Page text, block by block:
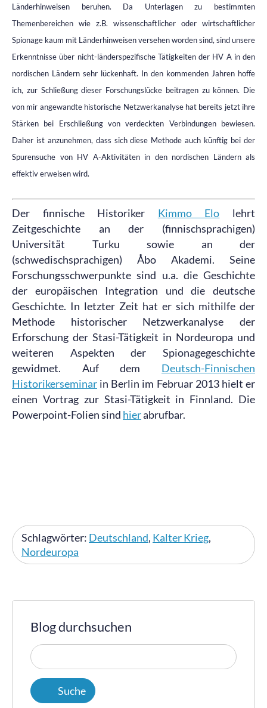
Länderhinweisen beruhen. Da Unterlagen zu bestimmten
Themenbereichen wie z.B. wissenschaftlicher oder wirtschaftlicher
Spionage kaum mit Länderhinweisen versehen worden sind, sind unsere
Erkenntnisse über nicht-länderspezifische Tätigkeiten der HV A in den
nordischen Ländern sehr lückenhaft. In den kommenden Jahren hoffe
ich, zur Schließung dieser Forschungslücke beitragen zu können. Die
von mir angewandte historische Netzwerkanalyse hat bereits jetzt ihre
Stärken bei Erschließung von verdeckten Verbindungen bewiesen.
Daher ist anzunehmen, dass sich diese Methode auch künftig bei der
Spurensuche von HV A-Aktivitäten in den nordischen Ländern als
effektiv erweisen wird.
Der finnische Historiker Kimmo Elo lehrt
Zeitgeschichte an der (finnischsprachigen)
Universität Turku sowie an der
(schwedischsprachigen) Åbo Akademi. Seine
Forschungsschwerpunkte sind u.a. die Geschichte
der europäischen Integration und die deutsche
Geschichte. In letzter Zeit hat er sich mithilfe der
Methode historischer Netzwerkanalyse der
Erforschung der Stasi-Tätigkeit in Nordeuropa und
weiteren Aspekten der Spionagegeschichte
gewidmet. Auf dem Deutsch-Finnischen
Historikerseminar in Berlin im Februar 2013 hielt er
einen Vortrag zur Stasi-Tätigkeit in Finnland. Die
Powerpoint-Folien sind hierabrufbar.
Schlagwörter: Deutschland, Kalter Krieg,
Nordeuropa
Blog durchsuchen